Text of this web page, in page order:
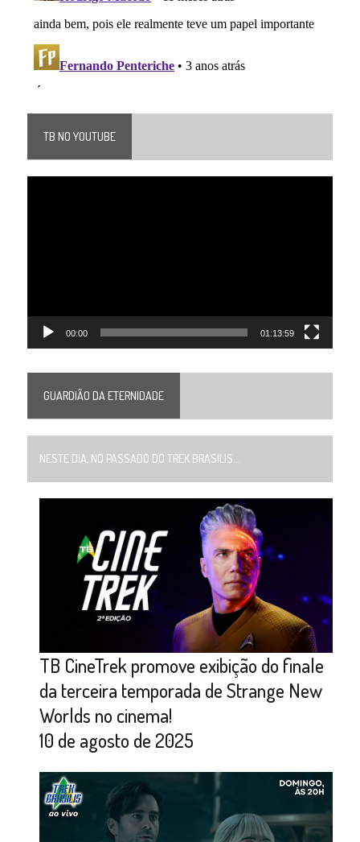
TB NO YOUTUBE
00:00 01:13:59
GUARDIÃO DA ETERNIDADE
NESTE DIA, NO PASSADO DO TREK BRASILIS...
TB CineTrek promove exibição do finale
da terceira temporada de Strange New
Worlds no cinema!
10 de agosto de 2025